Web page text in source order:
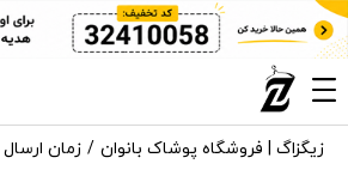
زیگزاگ | فروشگاه پوشاک بانوان زمان